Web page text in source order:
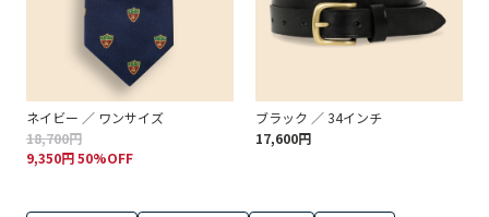
ネイビー ／ ワンサイズ
18,700円
9,350円 50%OFF
ブラック ／ 34インチ
17,600円